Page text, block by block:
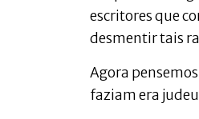
escritores que
desmentir tais
Agora
faziam era